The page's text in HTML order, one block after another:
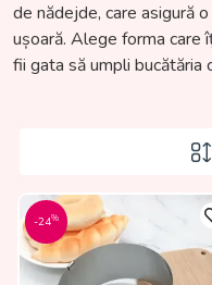
de nădejde, care asigură
ușoară. Alege forma care
fii gata să umpli bucătăria
-24%